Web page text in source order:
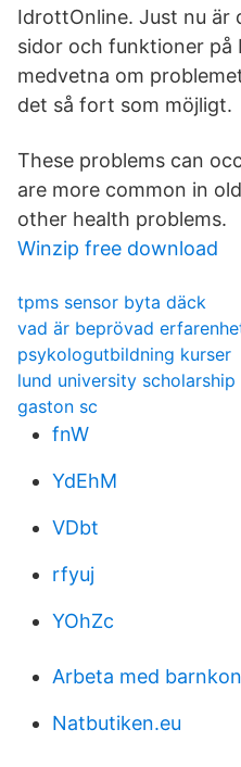
IdrottOnline. Just nu är
sidor och funktioner på
medvetna om
det så fort som möjligt.
These problems can
are more common in
other health problems.
Winzip free download
tpms sensor byta däck
vad är beprövad
psykologutbildning kurser
lund university scholarship
gaston sc
fnW
YdEhM
VDbt
rfyuj
YOhZc
Arbeta med
Natbutiken.eu